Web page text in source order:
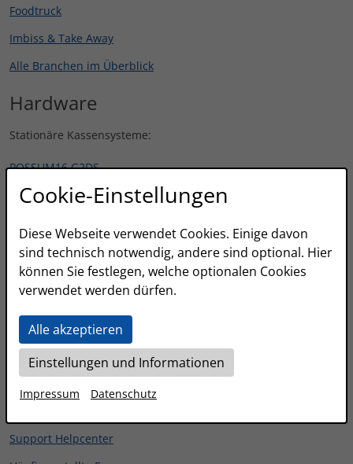
Foodtruck
Imbiss & Take Away
Alle Branchen im Überblick
Hardware
Stationäre Kassensysteme:
POSSUM16 G2DS
POSSUM10
Mobile Kassensysteme:
POSSUM5 Lite
POSSUM6
POSSUM5+
Alle Kassensysteme im Überblick
Hilfe & Informationen
Support Helpcenter
Cookie-Einstellungen
Diese Webseite verwendet Cookies. Einige davon
sind technisch notwendig, andere sind optional. Hier
können Sie festlegen, welche optionalen Cookies
verwendet werden dürfen.
Alle akzeptieren
Einstellungen und Informationen
Impressum Datenschutz